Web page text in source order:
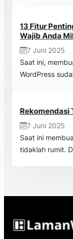
13 Fitur
Wajib Anda
7 Juni 2025
Saat ini,
WordPress
Rekomendasi
7 Juni 2025
Saat ini
tidaklah rumit.